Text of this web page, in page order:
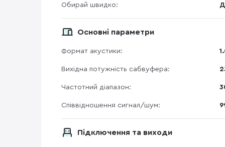
Обирай швидко:
Основні параметри
Формат акустики:
Вихідна потужність сабвуфера:
Частотний діапазон:
Співвідношення сигнал/шум:
Підключення та виходи